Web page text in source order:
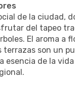
de la ciudad,
del tapeo
El aroma a
terrazas son un
esencia de la